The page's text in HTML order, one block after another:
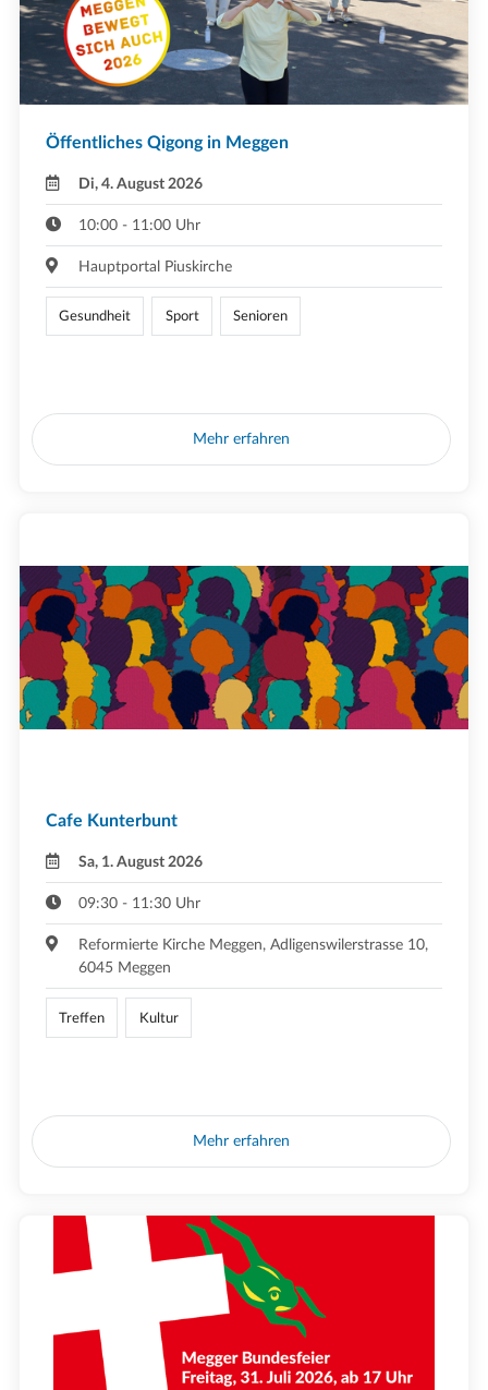
Öffentliches Qigong in Meggen
Di, 4. August 2026
10:00 - 11:00 Uhr
Hauptportal Piuskirche
Gesundheit Sport Senioren
Mehr erfahren
Cafe Kunterbunt
Sa, 1. August 2026
09:30 - 11:30 Uhr
Reformierte Kirche Meggen, Adligenswilerstrasse 10,
6045 Meggen
Treffen Kultur
Mehr erfahren